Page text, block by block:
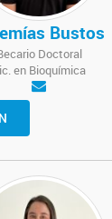
Bustos
Doctoral
en Bioquímica